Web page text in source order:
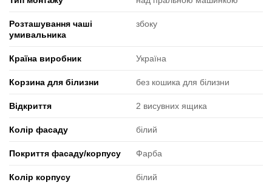
Розташування чаші
умивальника
збоку
Країна виробник Україна
Корзина для білизни без кошика для білизни
Відкриття 2 висувних ящика
Колір фасаду білий
Покриття фасаду/корпусу Фарба
Колір корпусу білий